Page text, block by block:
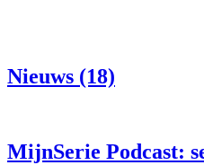
Nieuws (18)
MijnSerie Podcast: